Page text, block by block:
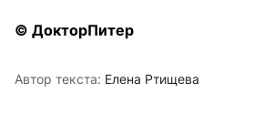
© ДокторПитер
Автор текста: Елена Ртищева